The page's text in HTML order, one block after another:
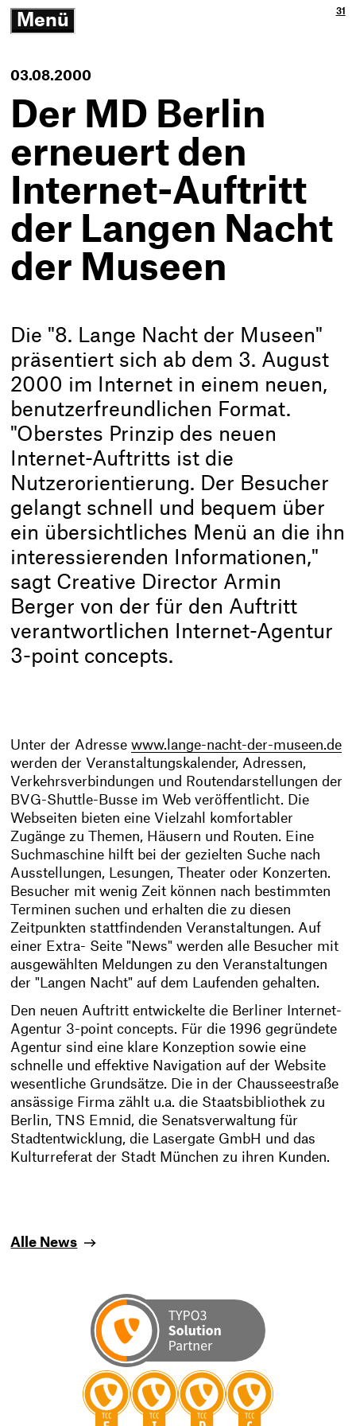
Menü
31
03.08.2000
Der MD Berlin
erneuert den
Internet-Auftritt
der Langen Nacht
der Museen
Die "8. Lange Nacht der Museen"
präsentiert sich ab dem 3. August
2000 im Internet in einem neuen,
benutzerfreundlichen Format.
"Oberstes Prinzip des neuen
Internet-Auftritts ist die
Nutzerorientierung. Der Besucher
gelangt schnell und bequem über
ein übersichtliches Menü an die ihn
interessierenden Informationen,"
sagt Creative Director Armin
Berger von der für den Auftritt
verantwortlichen Internet-Agentur
3-point concepts.
Unter der Adressewww.lange-nacht-der-museen.de
werden der Veranstaltungskalender, Adressen,
Verkehrsverbindungen und Routendarstellungen der
BVG-Shuttle-Busse im Web veröffentlicht. Die
Webseiten bieten eine Vielzahl komfortabler
Zugänge zu Themen, Häusern und Routen. Eine
Suchmaschine hilft bei der gezielten Suche nach
Ausstellungen, Lesungen, Theater oder Konzerten.
Besucher mit wenig Zeit können nach bestimmten
Terminen suchen und erhalten die zu diesen
Zeitpunkten stattfindenden Veranstaltungen. Auf
einer Extra- Seite "News" werden alle Besucher mit
ausgewählten Meldungen zu den Veranstaltungen
der "Langen Nacht" auf dem Laufenden gehalten.
Den neuen Auftritt entwickelte die Berliner Internet-
Agentur 3-point concepts. Für die 1996 gegründete
Agentur sind eine klare Konzeption sowie eine
schnelle und effektive Navigation auf der Website
wesentliche Grundsätze. Die in der Chausseestraße
ansässige Firma zählt u.a. die Staatsbibliothek zu
Berlin, TNS Emnid, die Senatsverwaltung für
Stadtentwicklung, die Lasergate GmbH und das
Kulturreferat der Stadt München zu ihren Kunden.
Alle News